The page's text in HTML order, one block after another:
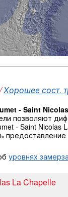
Хорошее сост.
- Saint
позволяют
- Saint
уровнях
La Chapelle